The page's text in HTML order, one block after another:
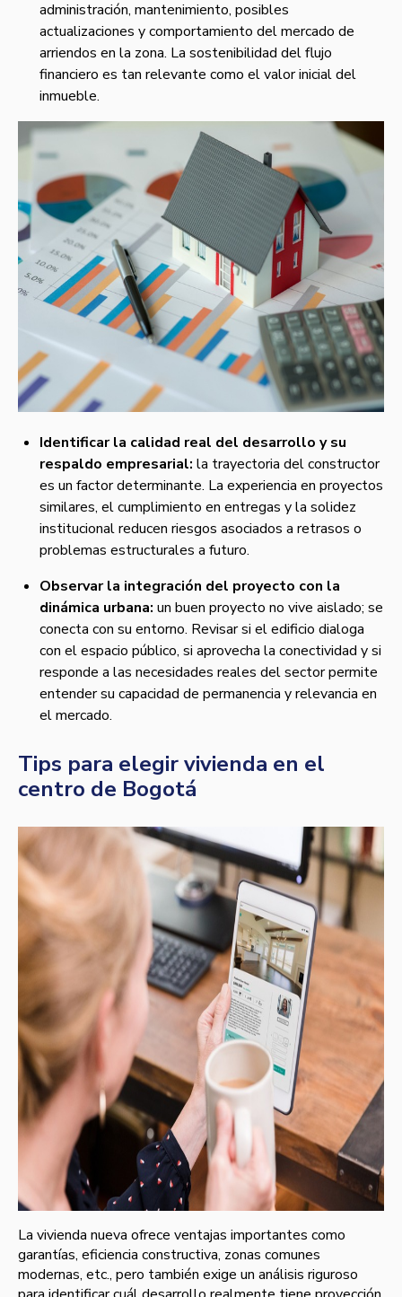
administración, mantenimiento, posibles
actualizaciones y comportamiento del mercado de
arriendos en la zona. La sostenibilidad del flujo
financiero es tan relevante como el valor inicial del
inmueble.
Identificar la calidad real del desarrollo y su
respaldo empresarial: la trayectoria del constructor
es un factor determinante. La experiencia en proyectos
similares, el cumplimiento en entregas y la solidez
institucional reducen riesgos asociados a retrasos o
problemas estructurales a futuro.
Observar la integración del proyecto con la
dinámica urbana: un buen proyecto no vive aislado; se
conecta con su entorno. Revisar si el edificio dialoga
con el espacio público, si aprovecha la conectividad y si
responde a las necesidades reales del sector permite
entender su capacidad de permanencia y relevancia en
el mercado.
Tips para elegir vivienda en el
centro de Bogotá
La vivienda nueva ofrece ventajas importantes como
garantías, eficiencia constructiva, zonas comunes
modernas, etc., pero también exige un análisis riguroso